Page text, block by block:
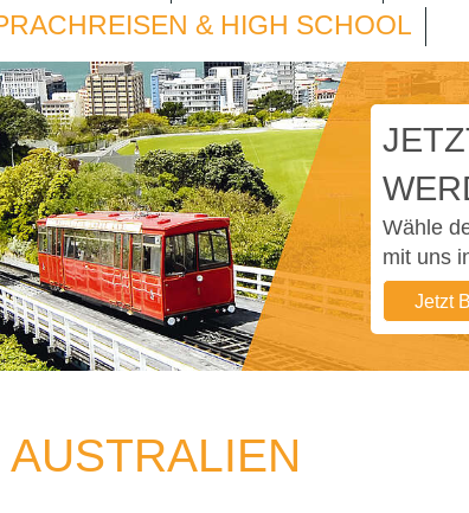
& HIGH SCHOOL
Wähle
mit uns
Jetzt